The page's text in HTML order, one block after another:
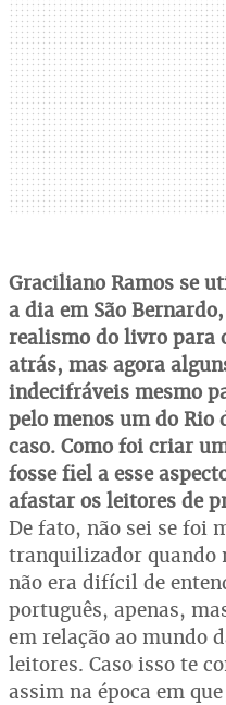
Graciliano Ramos se
a dia em São
realismo do livro para
atrás, mas agora
indecifráveis mesmo
pelo menos um do Rio
caso. Como foi criar
fosse fiel a esse
afastar os leitores de
De fato, não sei se foi
tranquilizador quando
não era difícil de
português, apenas,
em relação ao mundo
leitores. Caso isso te
assim na época em